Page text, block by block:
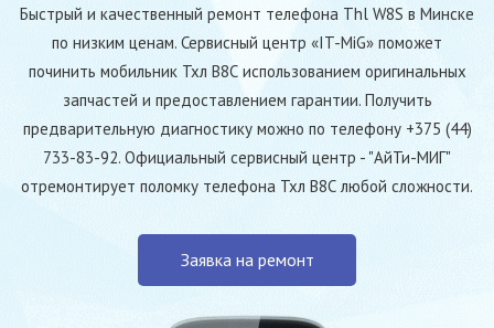
Быстрый и качественный ремонт телефона Thl W8S в Минске
по низким ценам. Сервисный центр «IT-MiG» поможет
починить мобильник Тхл В8С использованием оригинальных
запчастей и предоставлением гарантии. Получить
предварительную диагностику можно по телефону +375 (44)
733-83-92. Официальный сервисный центр - "АйТи-МИГ"
отремонтирует поломку телефона Тхл В8С любой сложности.
Заявка на ремонт